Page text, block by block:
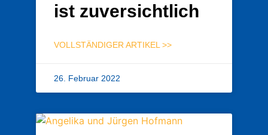
ist zuversichtlich
VOLLSTÄNDIGER ARTIKEL >>
26. Februar 2022